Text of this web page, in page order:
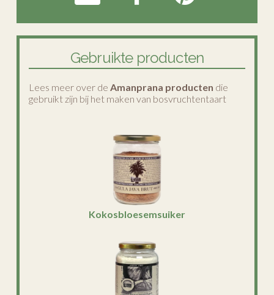
Gebruikte producten
Lees meer over de Amanprana producten die
gebruikt zijn bij het maken van bosvruchtentaart
Kokosbloesemsuiker